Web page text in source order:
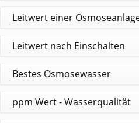
Leitwert einer
Leitwert nach Einschalten
Bestes Osmosewasser
ppm Wert - Wasserqualität